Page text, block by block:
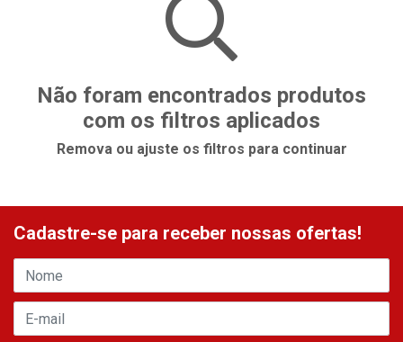
Não foram encontrados produtos
com os filtros aplicados
Remova ou ajuste os filtros para continuar
Cadastre-se para receber nossas ofertas!